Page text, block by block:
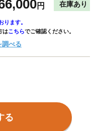
円 在庫あり
ります。
はこちらでご確認ください。
調べる
る